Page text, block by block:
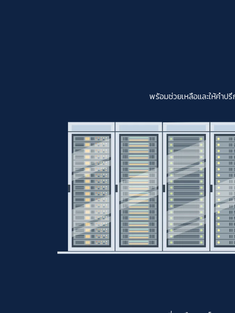
พร้อมช่วยเหลือและให้คำป